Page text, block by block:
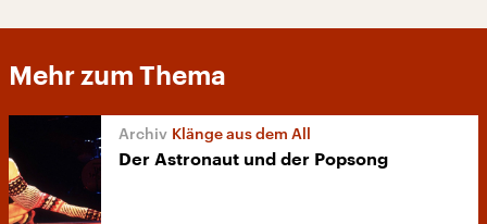
Mehr zum Thema
Klänge aus dem All
Der Astronaut und der Popsong